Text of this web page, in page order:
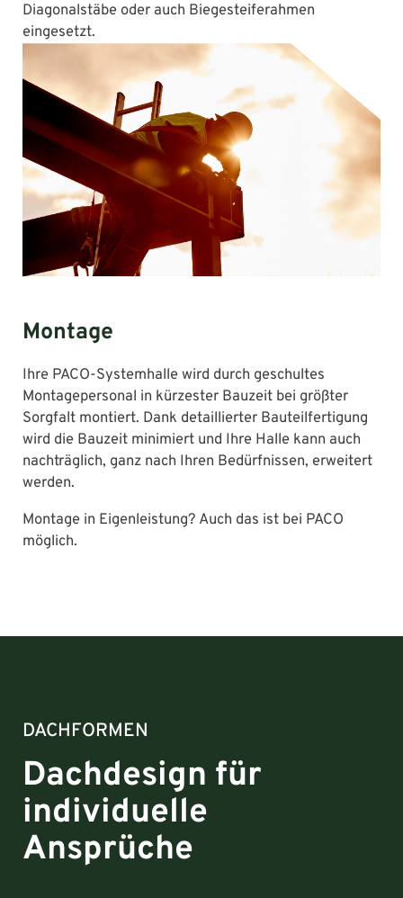
Diagonalstäbe oder auch Biegesteiferahmen
eingesetzt.
Montage
Ihre PACO-Systemhalle wird durch geschultes
Montagepersonal in kürzester Bauzeit bei größter
Sorgfalt montiert. Dank detaillierter Bauteilfertigung
wird die Bauzeit minimiert und Ihre Halle kann auch
nachträglich, ganz nach Ihren Bedürfnissen, erweitert
werden.
Montage in Eigenleistung? Auch das ist bei PACO
möglich.
DACHFORMEN
Dachdesign für
individuelle
Ansprüche